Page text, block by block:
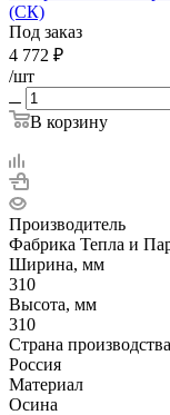
(СК)
Под заказ
4 772 ₽
/шт
В корзину
Производитель
Фабрика Тепла и
Ширина, мм
310
Высота, мм
310
Страна производства
Россия
Материал
Осина